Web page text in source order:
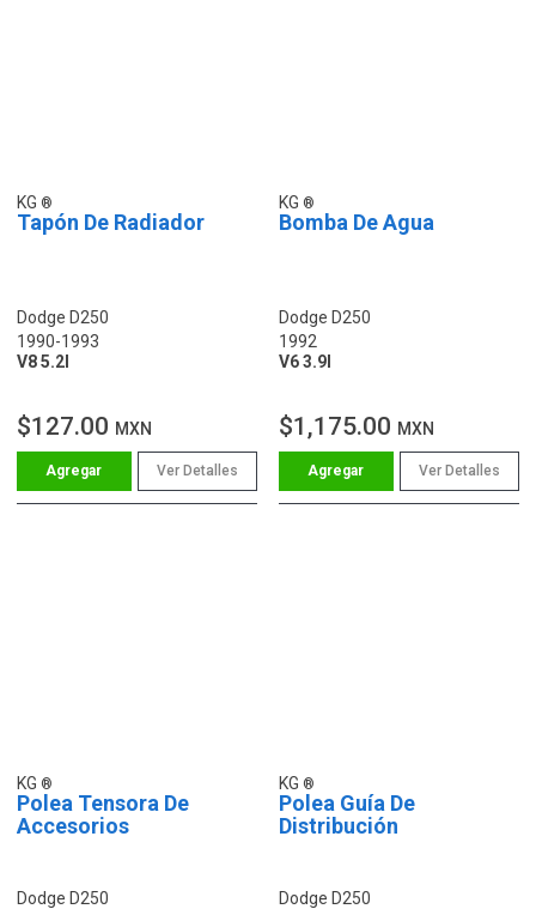
KG
Tapón De Radiador
Dodge D250
1990-1993
V8 5.2l
$127.00 MXN
Ver Detalles
KG
Bomba De Agua
Dodge D250
1992
V6 3.9l
$1,175.00 MXN
Ver Detalles
KG
Polea Tensora De
Accesorios
Dodge D250
KG
Polea Guía De
Distribución
Dodge D250